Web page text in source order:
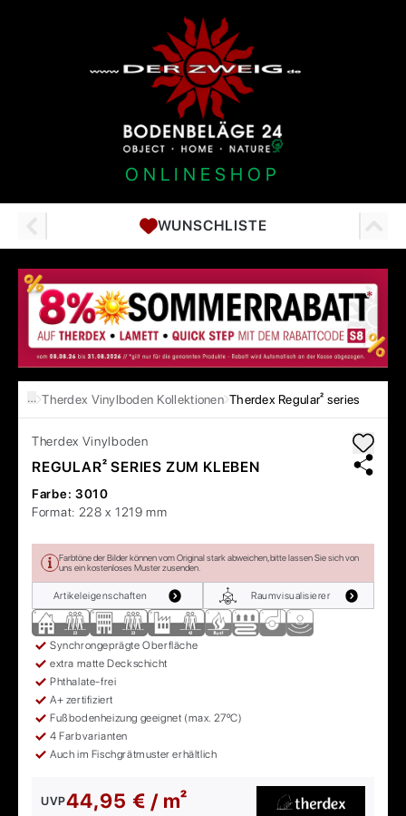
ONLINESHOP
WUNSCHLISTE
… Therdex Vinylboden Kollektionen Therdex Regular² series
Therdex Vinylboden
REGULAR² SERIES ZUM KLEBEN
Farbe: 3010
Format: 228 x 1219 mm
Farbtöne der Bilder können vom Original stark abweichen, bitte lassen Sie sich von
uns ein kostenloses Muster zusenden.
Artikeleigenschaften Raumvisualisierer
Synchrongeprägte Oberfläche
extra matte Deckschicht
Phthalate-frei
A+ zertifiziert
Fußbodenheizung geeignet (max. 27ºC)
4 Farbvarianten
Auch im Fischgrätmuster erhältlich
UVP44,95 € / m²